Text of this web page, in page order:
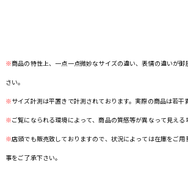
※商品の特性上、一点一点微妙なサイズの違い、表情の違いが
さい。
※サイズ計測は平置きで計測されております。実際の商品は若干
※ご覧になられる環境によって、商品の質感等が異なって見える
※店頭でも販売致しておりますので、状況によっては在庫をご
事をご了承下さい。